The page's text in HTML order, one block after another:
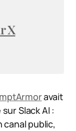
X
avait
Slack AI :
public,